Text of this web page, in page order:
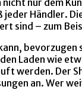
nur dem
Händler.
sind – zum
Laden wie
werden. Der
an. Wer